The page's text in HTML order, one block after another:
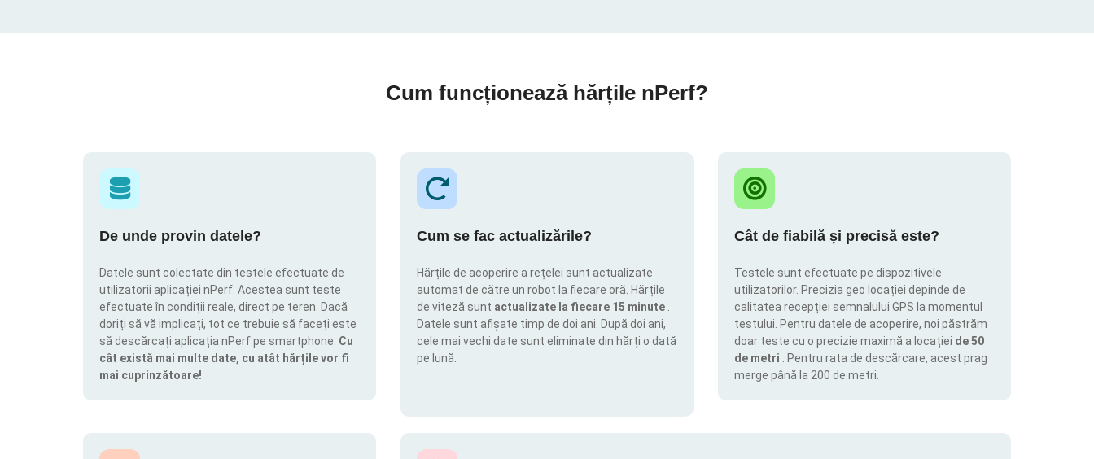
Cum funcționează hărțile nPerf?
De unde provin datele?
Datele sunt colectate din testele efectuate de
utilizatorii aplicației nPerf. Acestea sunt teste
efectuate în condiții reale, direct pe teren. Dacă
doriți să vă implicați, tot ce trebuie să faceți este
să descărcați aplicația nPerf pe smartphone. Cu
cât există mai multe date, cu atât hărțile vor fi
mai cuprinzătoare!
Cum se fac actualizările?
Hărțile de acoperire a rețelei sunt actualizate
automat de către un robot la fiecare oră. Hărțile
de viteză sunt actualizate la fiecare 15 minute
Datele sunt afișate timp de doi ani. După doi ani,
cele mai vechi date sunt eliminate din hărți o dată
pe lună.
Cât de fiabilă și precisă este?
Testele sunt efectuate pe dispozitivele
utilizatorilor. Precizia geo locației depinde de
calitatea recepției semnalului GPS la momentul
testului. Pentru datele de acoperire, noi păstrăm
doar teste cu o precizie maximă a locației de 50
de metri
. Pentru rata de descărcare, acest prag
merge până la 200 de metri.